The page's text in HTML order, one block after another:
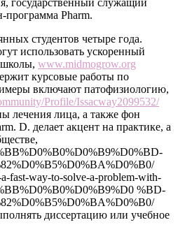
Pharm.
студентов четыре года.
использовать ускоренный
www.midmogrow.org
курсовые работы по
включают патофизиологию,
Profile/Issacway2099532/
лечения лица, а также фон
D. делает акцент на практике, а
fast-way-to-solve-a-problem-with-
%BD-
диссертацию или учебное